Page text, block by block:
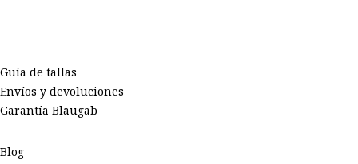
Guía de tallas
Envíos y devoluciones
Garantía Blaugab
Blog